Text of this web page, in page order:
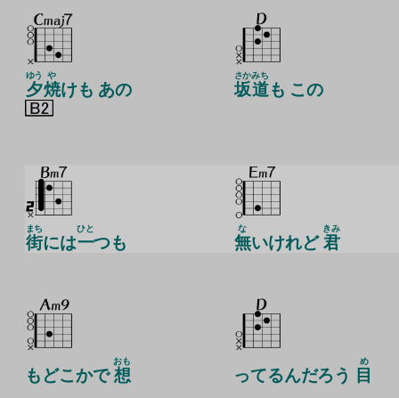
夕
ゆう
焼
や
けも あの 坂
さか
道
みち
も この
街
まち
には一
ひと
つも 無
な
いけれど君
きみ
もどこかで想
おも
ってるんだろう 目
め